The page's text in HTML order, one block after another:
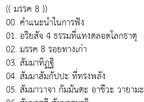
(( มรรค 8 ))
00. คำแนะนำในการฟัง
01. อริยสัจ 4 ธรรมที่แทงตลอดโลกธาตุ
02. มรรค 8 รอยทางเก่า
03. สัมมาทิฏฐิ
04. สัมมาสัมกัปปะ ที่ทรงพลัง
05. สัมมาวาจา กัมมันตะ อาชีวะ วายามะ